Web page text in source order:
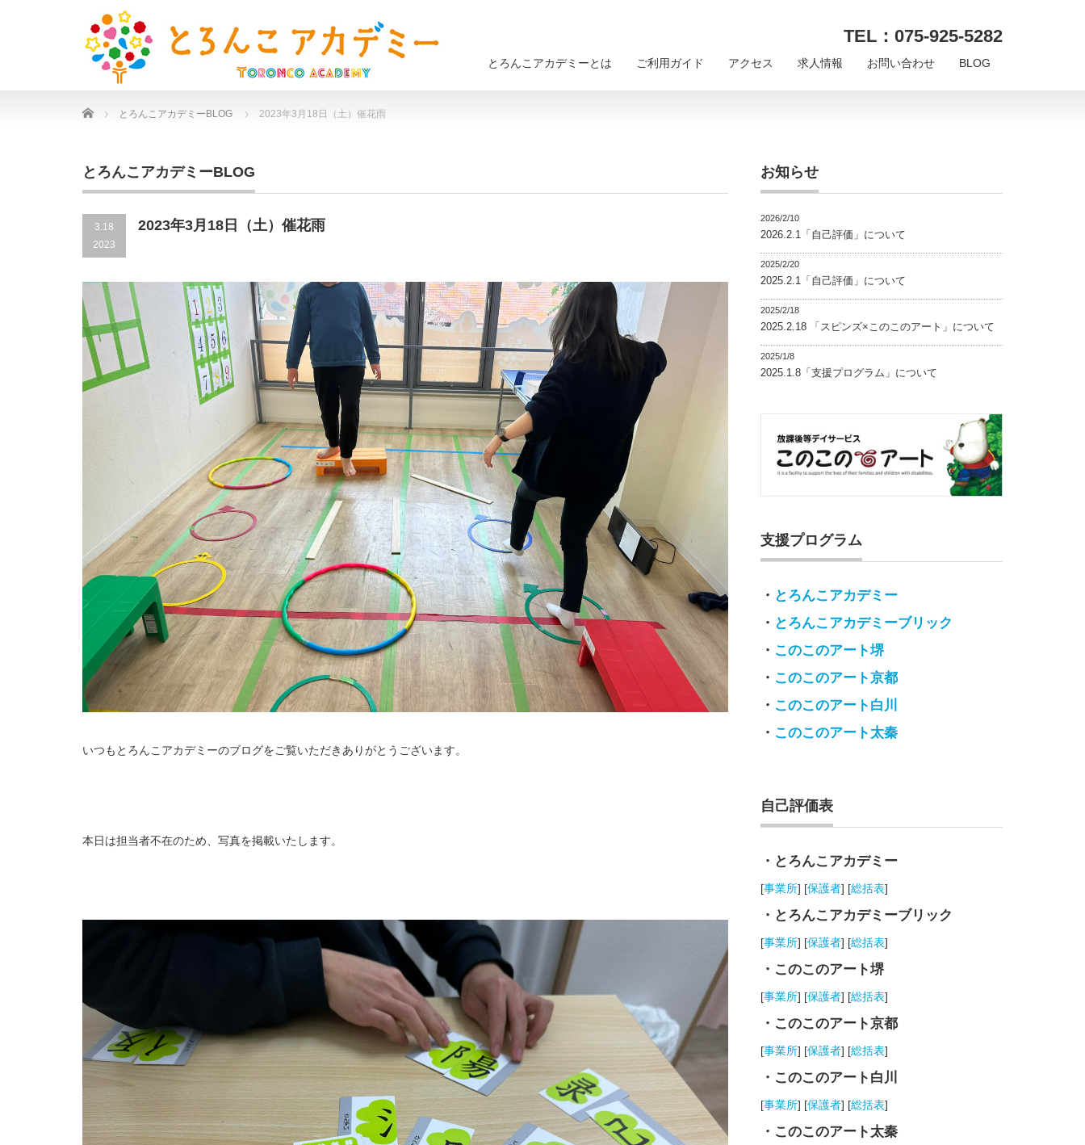
TEL：075-925-5282
とろんこアカデミーとは ご利用ガイド アクセス 求人情報 お問い合わせ BLOG
Home とろんこアカデミーBLOG 2023年3月18日（土）催花雨
とろんこアカデミーBLOG
3.18
2023
2023年3月18日（土）催花雨
いつもとろんこアカデミーのブログをご覧いただきありがとうございます。
本日は担当者不在のため、写真を掲載いたします。
お知らせ
2026/2/10
2026.2.1「自己評価」について
2025/2/20
2025.2.1「自己評価」について
2025/2/18
2025.2.18 「スピンズ×このこのアート」について
2025/1/8
2025.1.8「支援プログラム」について
支援プログラム
・ とろんこアカデミー
・ とろんこアカデミーブリック
・ このこのアート堺
・ このこのアート京都
・ このこのアート白川
・ このこのアート太秦
自己評価表
・とろんこアカデミー
[事業所] [保護者] [総括表]
・とろんこアカデミーブリック
[事業所] [保護者] [総括表]
・このこのアート堺
[事業所] [保護者] [総括表]
・このこのアート京都
[事業所] [保護者] [総括表]
・このこのアート白川
[事業所] [保護者] [総括表]
・このこのアート太秦